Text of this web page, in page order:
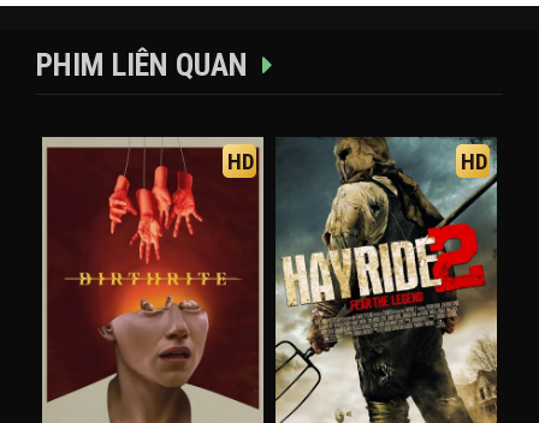
PHIM LIÊN QUAN
HD HD